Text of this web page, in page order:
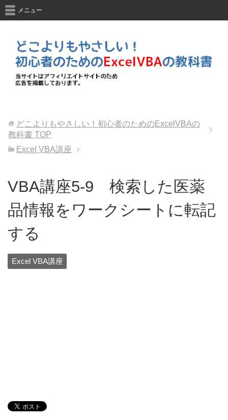
メニュー
どこよりもやさしい！初心者のためのExcelVBAの
教科書 TOP
Excel VBA講座
VBA講座5-9 検索した医薬
品情報をワークシートに転記
する
Excel VBA講座